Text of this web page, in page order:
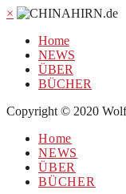
×
Home
NEWS
ÜBER
BÜCHER
Copyright © 2020
Home
NEWS
ÜBER
BÜCHER